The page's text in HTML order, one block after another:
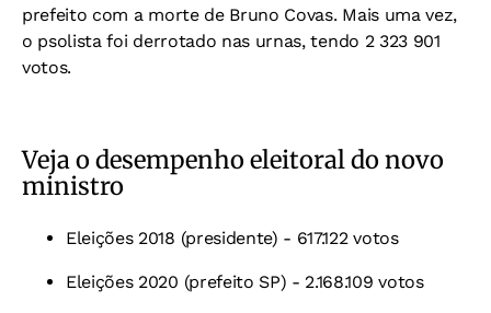
prefeito com a morte de Bruno Covas. Mais uma vez,
o psolista foi derrotado nas urnas, tendo 2 323 901
votos.
Veja o desempenho eleitoral do novo
ministro
Eleições 2018 (presidente) - 617.122 votos
Eleições 2020 (prefeito SP) - 2.168.109 votos